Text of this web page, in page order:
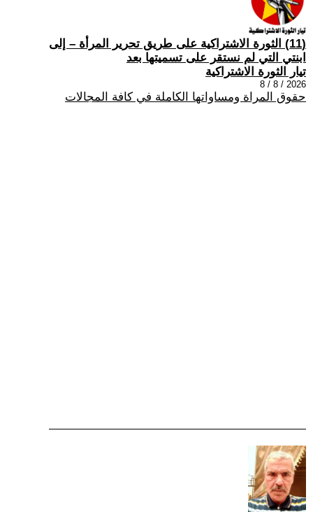
(11) الثورة الاشتراكية على طريق تحرير المرأة – إلى
ابنتي التي لم نستقر على تسميتها بعد
تيار الثورة الاشتراكية
2026 / 8 / 8
حقوق المراة ومساواتها الكاملة في كافة المجالات